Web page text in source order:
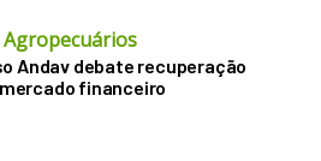
Andav debate recuperação
financeiro